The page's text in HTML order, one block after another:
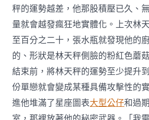
秤的運勢越差，他那股積壓已久、
量就會越發瘋狂地實體化。上次林
至百分之二十，張水瓶就發現他的
的、形狀是林天秤側臉的粉紅色蘑
結束前，將林天秤的運勢至少提升
份單戀就會變成某種具備攻擊性的
進他堆滿了星座圖表大型公仔和過